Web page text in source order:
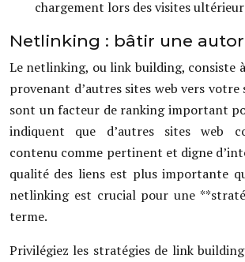
chargement lors des visites
Netlinking : bâtir une
Le netlinking, ou link building, consiste
provenant d’autres sites web vers votre
sont un facteur de ranking important
indiquent que d’autres sites web
contenu comme pertinent et digne
qualité des liens est plus importante
netlinking est crucial pour une
terme.
Privilégiez les stratégies de link